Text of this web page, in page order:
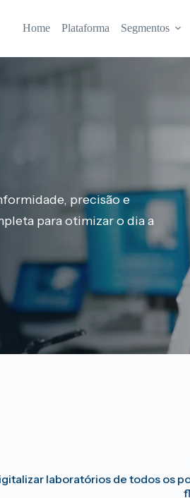
Home Plataforma Segmentos
precisão e
para otimizar o dia a
laboratórios de todos os